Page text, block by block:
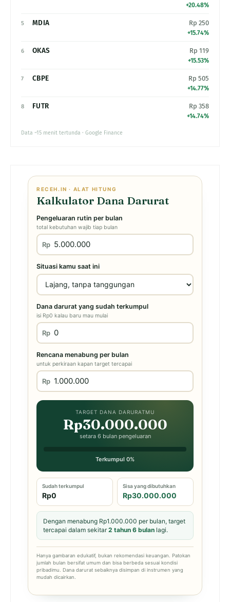
+20.48%
5 MDIA Rp 250
+15.74%
6 OKAS Rp 119
+15.53%
7 CBPE Rp 505
+14.77%
8 FUTR Rp 358
+14.74%
Data ~15 menit tertunda · Google Finance
RECEH.IN · ALAT HITUNG
Kalkulator Dana Darurat
Pengeluaran rutin per bulan
total kebutuhan wajib tiap bulan
Rp
Situasi kamu saat ini
Dana darurat yang sudah terkumpul
isi Rp0 kalau baru mau mulai
Rp
Rencana menabung per bulan
untuk perkiraan kapan target tercapai
Rp
TARGET DANA DARURATMU
Rp30.000.000
setara 6 bulan pengeluaran
Terkumpul 0%
Sudah terkumpul
Rp0
Sisa yang dibutuhkan
Rp30.000.000
Dengan menabung Rp1.000.000 per bulan, target
tercapai dalam sekitar2 tahun 6 bulan lagi.
Hanya gambaran edukatif, bukan rekomendasi keuangan. Patokan
jumlah bulan bersifat umum dan bisa berbeda sesuai kondisi
pribadimu. Dana darurat sebaiknya disimpan di instrumen yang
mudah dicairkan.